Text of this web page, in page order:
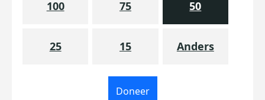
100 75 50
25 15 Anders
Doneer